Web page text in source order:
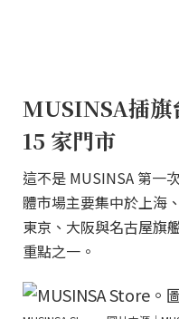
MUSINSA插旗
15 家門市
這不是 MUSINSA 第一
體市場主要集中於上海
東京、大阪與名古屋旗
重點之一。